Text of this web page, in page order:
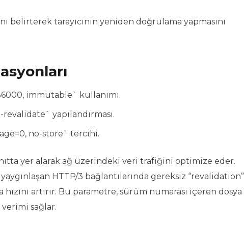
belirterek tarayıcının yeniden doğrulama yapmasını
immutable` kullanımı.
yapılandırması.
no-store` tercihi.
yer alarak ağ üzerindeki veri trafiğini optimize eder.
HTTP/3 bağlantılarında gereksiz “revalidation”
artırır. Bu parametre, sürüm numarası içeren dosya
sağlar.